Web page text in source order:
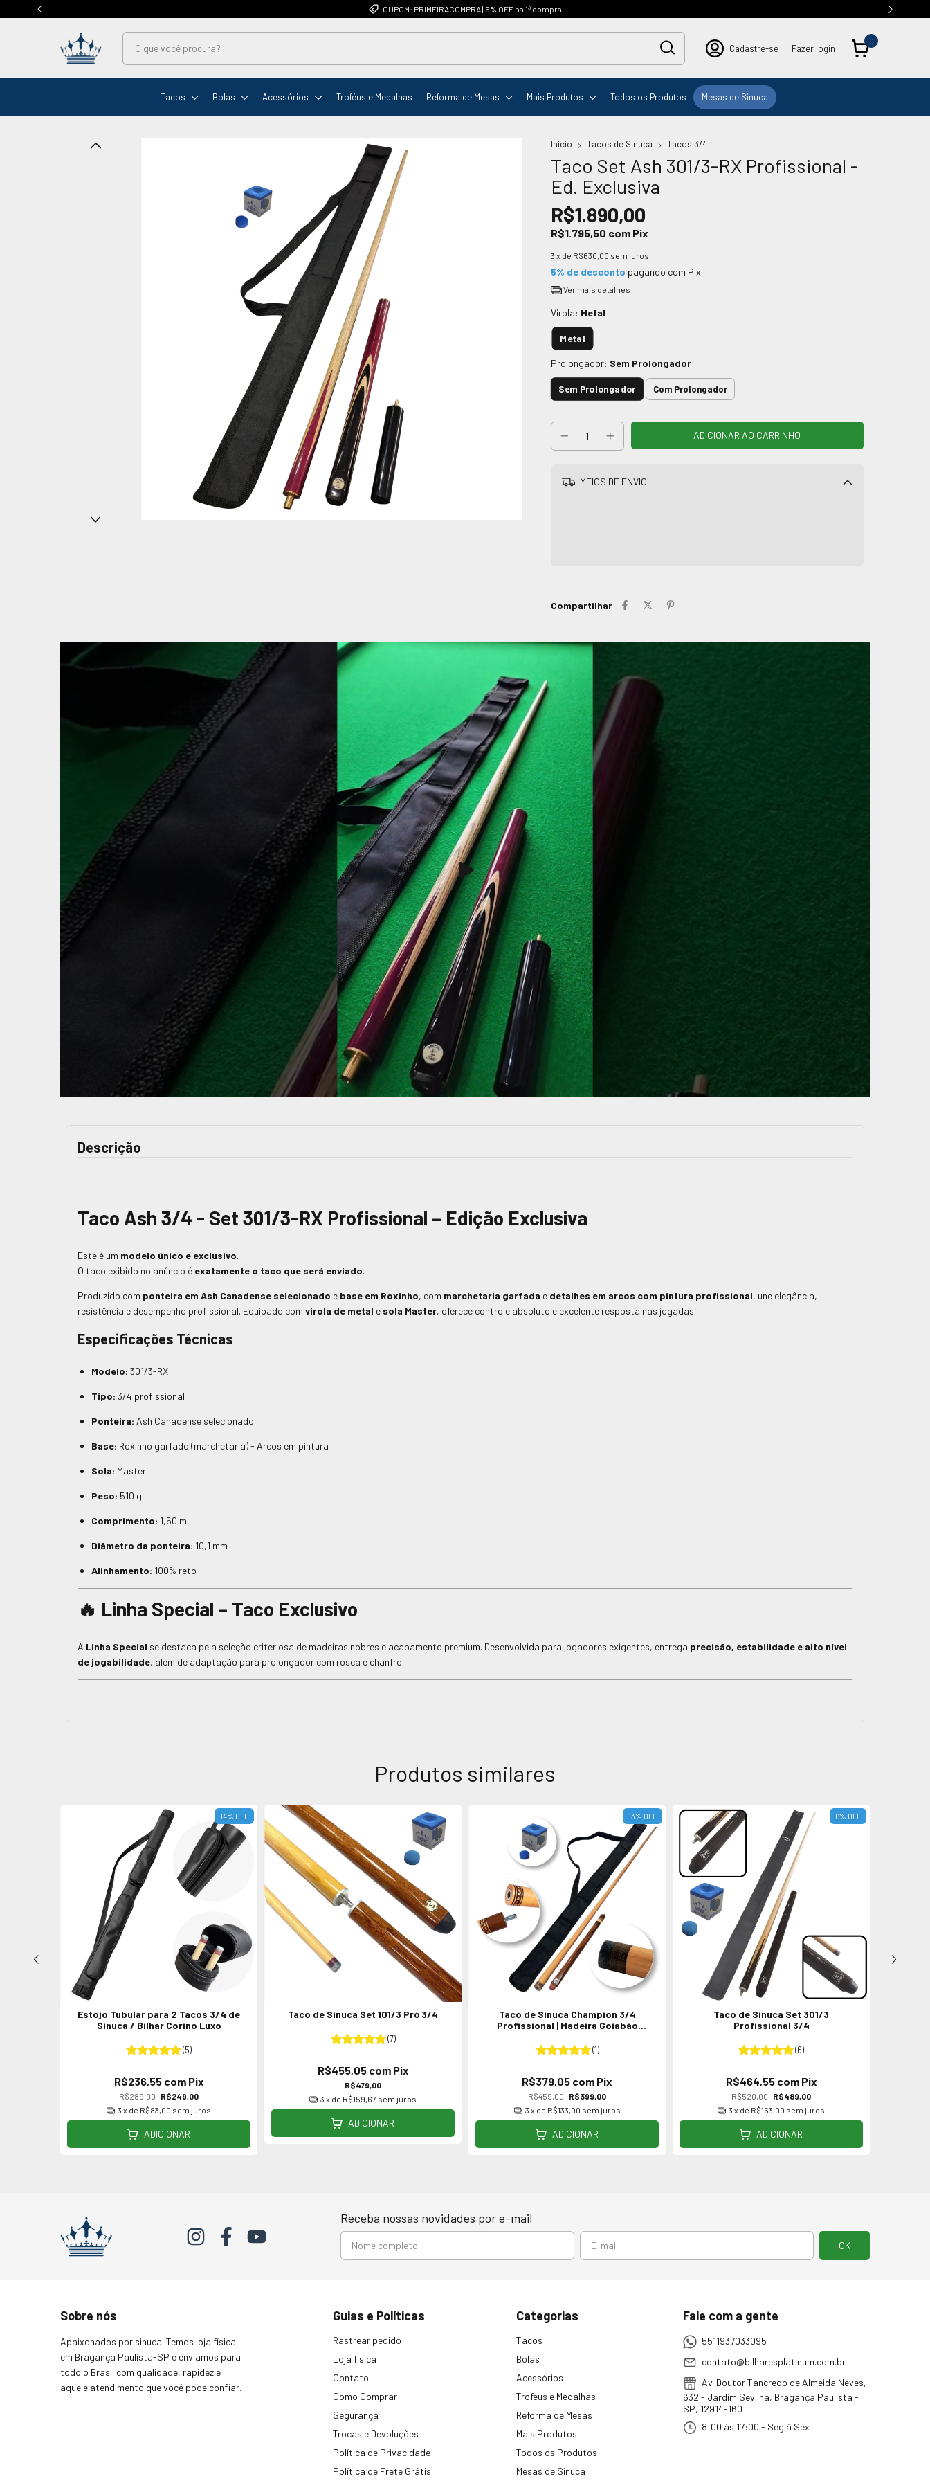
CUPOM: PRIMEIRACOMPRA | 5% OFF na 1ª compra
Cadastre-se | Fazer login
0
Tacos Bolas Acessórios Troféus e Medalhas Reforma de Mesas Mais Produtos Todos os Produtos Mesas de Sinuca
Início Tacos de Sinuca Tacos 3/4
Taco Set Ash 301/3-RX Profissional -
Ed. Exclusiva
R$1.890,00
R$1.795,50 com Pix
3 x de R$630,00 sem juros
5% de desconto pagando com Pix
Ver mais detalhes
Virola: Metal
Metal
Prolongador: Sem Prolongador
Sem Prolongador Com Prolongador
MEIOS DE ENVIO
Compartilhar
Descrição
Taco Ash 3/4 - Set 301/3-RX Profissional – Edição Exclusiva
Este é um modelo único e exclusivo.
O taco exibido no anúncio é exatamente o taco que será enviado.
Produzido com ponteira em Ash Canadense selecionado e base em Roxinho, com marchetaria garfada e detalhes em arcos com pintura profissional, une elegância,
resistência e desempenho profissional. Equipado com virola de metal e sola Master, oferece controle absoluto e excelente resposta nas jogadas.
Especificações Técnicas
Modelo: 301/3-RX
Tipo: 3/4 profissional
Ponteira: Ash Canadense selecionado
Base: Roxinho garfado (marchetaria) - Arcos em pintura
Sola: Master
Peso: 510 g
Comprimento: 1,50 m
Diâmetro da ponteira: 10,1 mm
Alinhamento: 100% reto
🔥 Linha Special – Taco Exclusivo
A Linha Special se destaca pela seleção criteriosa de madeiras nobres e acabamento premium. Desenvolvida para jogadores exigentes, entrega precisão, estabilidade e alto nível
de jogabilidade, além de adaptação para prolongador com rosca e chanfro.
Produtos similares
14% OFF
Estojo Tubular para 2 Tacos 3/4 de
Sinuca / Bilhar Corino Luxo
(5)
R$289,00 R$249,00
R$236,55 com Pix
3 x de R$83,00 sem juros
ADICIONAR
Taco de Sinuca Set 101/3 Pró 3/4
(7)
R$479,00
R$455,05 com Pix
3 x de R$159,67 sem juros
ADICIONAR
13% OFF
Taco de Sinuca Champion 3/4
Profissional | Madeira Goiabão
(1)
R$459,00 R$399,00
R$379,05 com Pix
3 x de R$133,00 sem juros
ADICIONAR
6% OFF
Taco de Sinuca Set 301/3
Profissional 3/4
(6)
R$520,00 R$489,00
R$464,55 com Pix
3 x de R$163,00 sem juros
ADICIONAR
Receba nossas novidades por e-mail
Sobre nós
Apaixonados por sinuca! Temos loja física
em Bragança Paulista-SP e enviamos para
todo o Brasil com qualidade, rapidez e
aquele atendimento que você pode confiar.
Guias e Políticas
Rastrear pedido
Loja física
Contato
Como Comprar
Segurança
Trocas e Devoluções
Política de Privacidade
Política de Frete Grátis
Categorias
Tacos
Bolas
Acessórios
Troféus e Medalhas
Reforma de Mesas
Mais Produtos
Todos os Produtos
Mesas de Sinuca
Fale com a gente
5511937033095
contato@bilharesplatinum.com.br
Av. Doutor Tancredo de Almeida Neves,
632 - Jardim Sevilha, Bragança Paulista -
SP, 12914-160
8:00 às 17:00 - Seg à Sex